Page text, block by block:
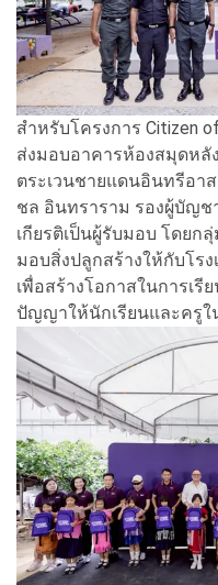
สำหรับโครงการ Citizen
ส่งมอบอาคารห้องสมุดหลั
ตระเวนชายแดนอินทรีอา
ชล อินทราราม รองผู้บัญช
เกียรติเป็นผู้รับมอบ โดยก
มอบสิ่งปลูกสร้างให้กับโร
เพื่อสร้างโอกาสในการเรี
ปัญญาให้นักเรียนและครูใ